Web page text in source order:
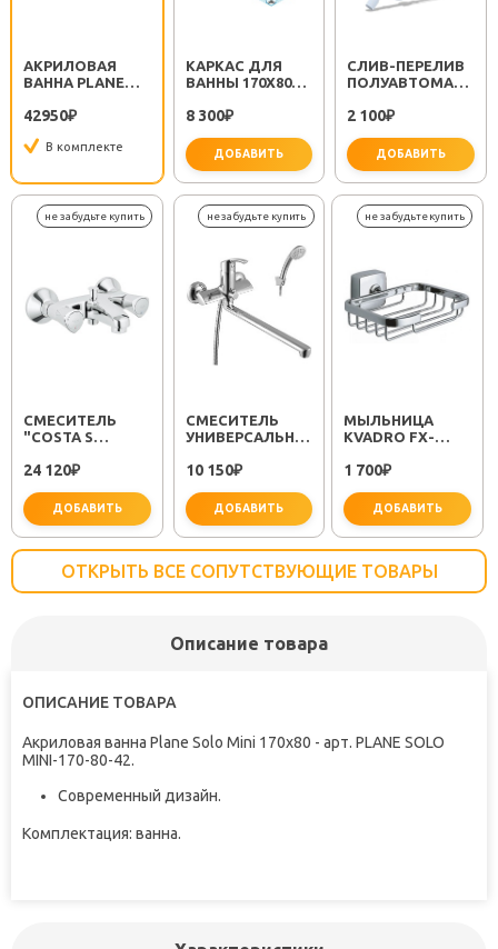
АКРИЛОВАЯ
ВАННА PLANE
170X80
42950₽
В комплекте
КАРКАС ДЛЯ
ВАННЫ 170X80
R
8 300₽
ДОБАВИТЬ
важно
CЛИВ-ПЕРЕЛИВ
ПОЛУАВТОМАТ
2 100₽
ДОБАВИТЬ
СМЕСИТЕЛЬ
"COSTA S
24 120₽
ДОБАВИТЬ
не забудьте купить
СМЕСИТЕЛЬ
УНИВЕРСАЛЬНЫЙ
LM1151C"
10 150₽
ДОБАВИТЬ
МЫЛЬНИЦА
KVADRO FX-
1 700₽
ДОБАВИТЬ
ОТКРЫТЬ ВСЕ СОПУТСТВУЮЩИЕ ТОВАРЫ
Описание товара
ОПИСАНИЕ ТОВАРА
Акриловая ванна Plane Solo Mini 170x80 - арт. PLANE SOLO
MINI-170-80-42.
Cовременный дизайн.
Комплектация: ванна.